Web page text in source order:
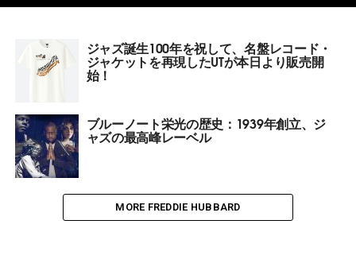
ジャズ誕生100年を祝して、名盤レコード・
ジャケットを再現したUTが本日より販売開
始！
ブルーノート栄光の歴史：1939年創立、ジ
ャズの最高峰レーベル
MORE FREDDIE HUBBARD